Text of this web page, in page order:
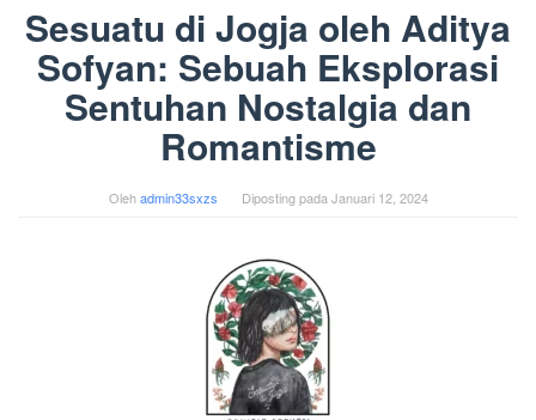
Sesuatu di Jogja oleh Aditya
Sofyan: Sebuah Eksplorasi
Sentuhan Nostalgia dan
Romantisme
Olehadmin33sxzs Diposting pada Januari 12, 2024